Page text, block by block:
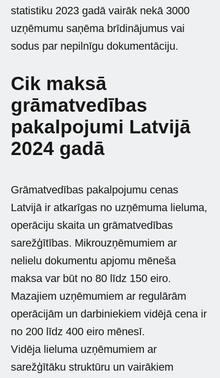
statistiku 2023 gadā vairāk nekā 3000
uzņēmumu saņēma brīdinājumus vai
sodus par nepilnīgu dokumentāciju.
Cik maksā
grāmatvedības
pakalpojumi Latvijā
2024 gadā
Grāmatvedības pakalpojumu cenas
Latvijā ir atkarīgas no uzņēmuma lieluma,
operāciju skaita un grāmatvedības
sarežģītības. Mikrouzņēmumiem ar
nelielu dokumentu apjomu mēneša
maksa var būt no 80 līdz 150 eiro.
Mazajiem uzņēmumiem ar regulārām
operācijām un darbiniekiem vidējā cena ir
no 200 līdz 400 eiro mēnesī.
Vidēja lieluma uzņēmumiem ar
sarežģītāku struktūru un vairākiem